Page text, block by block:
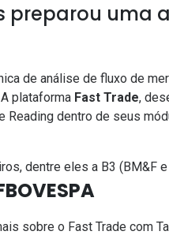
preparou uma
de análise de fluxo de
plataforma Fast Trade,
Reading dentro de seus
dentre eles a B3 (BM&F e
sobre o Fast Trade com